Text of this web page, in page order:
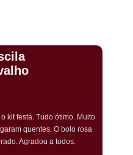
Completo de Festa Pq Bristol
Completo Festa Sacomã
Kit Festa
Festa Infantil Completo
Dramali de
Oliveira
da minha mãe! Todos os
também foi excelente e